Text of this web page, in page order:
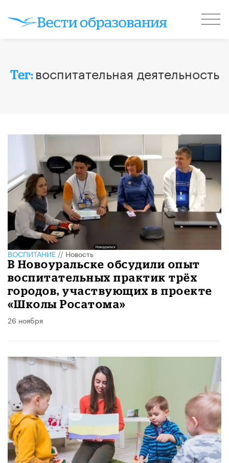
Тег: воспитательная деятельность
ВОСПИТАНИЕ//Новость
В Новоуральске обсудили опыт
воспитательных практик трёх
городов, участвующих в проекте
«Школы Росатома»
26 ноября